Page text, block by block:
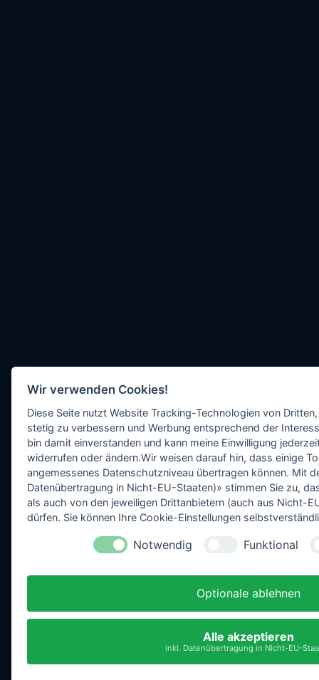
Wir verwenden Cookies!
Diese Seite nutzt Website Tracking-Technologien von
stetig zu verbessern und Werbung entsprechend der
bin damit einverstanden und kann meine Einwilligung
widerrufen oder ändern.Wir weisen darauf hin, dass einige
angemessenes Datenschutzniveau übertragen können. Mit
Datenübertragung in Nicht-EU-Staaten)» stimmen Sie zu,
als auch von den jeweiligen Drittanbietern (auch aus Nicht-
dürfen. Sie können Ihre Cookie-Einstellungen
Notwendig Funktional
Optionale ablehnen
Alle akzeptieren
inkl. Datenübertragung in Nicht-EU-